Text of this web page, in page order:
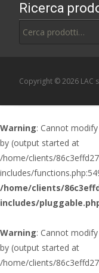
Ricerca
Cerca:
Copyright © 2026 LAC
Warning: Cannot
by (output started at
/home/clients/
includes/
/home/clients/
includes/
Warning: Cannot
by (output started at
/home/clients/